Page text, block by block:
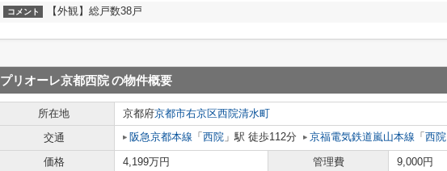
コメント 【外観】総戸数38戸
プリオーレ京都西院の物件概要
所在地 京都府京都市右京区西院清水町
交通
阪急京都本線 「 西院 」駅 徒歩112分 京福電気鉄道嵐山本線 「 西院
価格 4,199万円 管理費
9,000円